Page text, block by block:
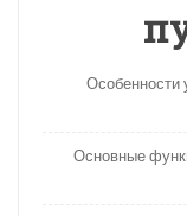
Особенности
Основные